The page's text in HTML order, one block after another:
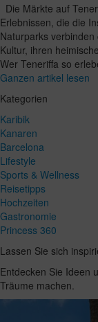
Die Märkte auf
Erlebnissen, die die
Naturparks
Kultur, ihren
Wer Teneriffa so
Ganzen artikel lesen
Kategorien
Karibik
Kanaren
Barcelona
Lifestyle
Sports & Wellness
Reisetipps
Hochzeiten
Gastronomie
Princess 360
Lassen Sie sich
Entdecken Sie Ideen
Träume machen.